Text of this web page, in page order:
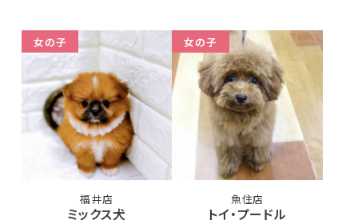
女の子
福井店
ミックス犬
女の子
魚住店
トイ・プードル